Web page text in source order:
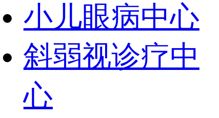
小儿眼病中心
斜弱视诊疗中
心